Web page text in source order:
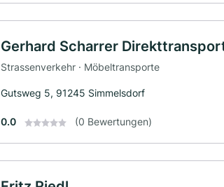
Gerhard Scharrer
Strassenverkehr · Möbeltransporte
Gutsweg 5, 91245 Simmelsdorf
0.0 (0 Bewertungen)